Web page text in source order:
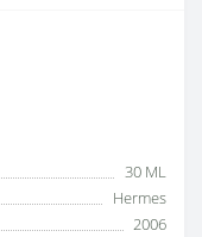
30 ML
Hermes
2006